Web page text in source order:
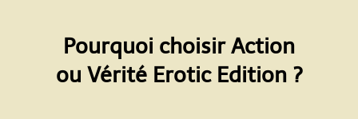
Pourquoi choisir Action
ou Vérité Erotic Edition ?